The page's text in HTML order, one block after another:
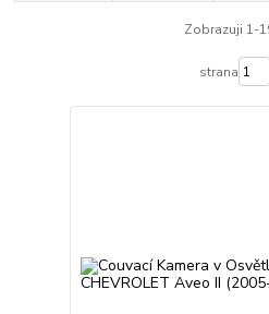
Zobrazuji 1-
strana